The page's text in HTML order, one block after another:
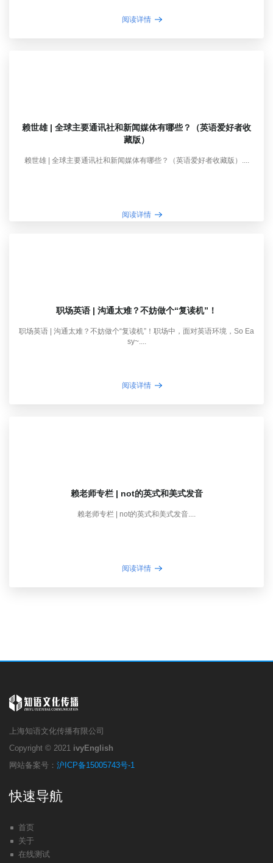
阅读详情
赖世雄 | 全球主要通讯社和新闻媒体有哪些？（英语爱好者收
藏版）
赖世雄 | 全球主要通讯社和新闻媒体有哪些？（英语爱好者收藏版）....
阅读详情
职场英语 | 沟通太难？不妨做个“复读机”！
职场英语 | 沟通太难？不妨做个“复读机”！职场中，面对英语环境，So Ea
sy~....
阅读详情
赖老师专栏 | not的英式和美式发音
赖老师专栏 | not的英式和美式发音....
阅读详情
上海知语文化传播有限公司
Copyright © 2021 ivyEnglish
网站备案号： 沪ICP备15005743号-1
快速导航
首页
关于
在线测试